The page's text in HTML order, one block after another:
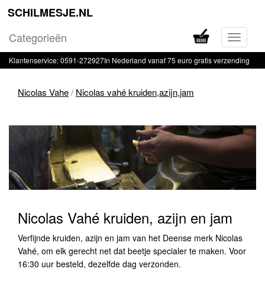
SCHILMESJE.NL
in-
of
Categorieën
Klantenservice: 0591-272927In Nederland vanaf 75 euro gratis verzending
Nicolas Vahe/ Nicolas vahé kruiden,azijn,jam
Nicolas vahé
Nicolas Vahé kruiden, azijn en jam
Verfijnde kruiden, azijn en jam van het Deense merk Nicolas
Vahé, om elk gerecht net dat beetje specialer te maken. Voor
16:30 uur besteld, dezelfde dag verzonden.